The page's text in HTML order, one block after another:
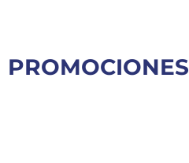
PROMOCIONES